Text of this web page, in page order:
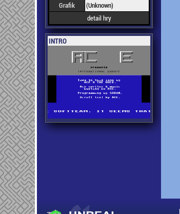
Grafik
(Unknown)
detail hry
INTRO